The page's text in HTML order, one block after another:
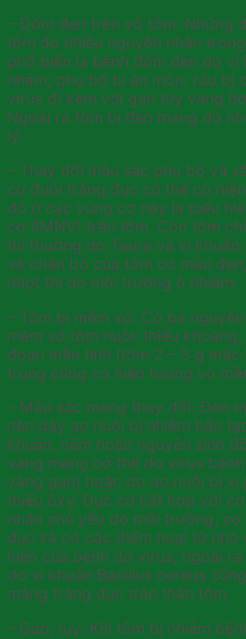
– Đốm đen trên vỏ tôm: Những
tôm do nhiều nguyên nhân
phổ biến là bệnh đốm đen do vi
nhám, phụ bộ bị ăn mòn, râu bị
virus đi kèm với gan tụy vàng
Ngoài ra tôm bị đen mang do
lý.
– Thay đổi màu sắc phụ bộ và
cơ đuôi trắng đục có thể có
đỏ ở các vùng cơ này là biểu
cơ (IMNV) trên tôm. Còn tôm
thì thường do Taura và vi
và chân bò của tôm có màu
nhợt thì do môi trường ô nhiễm.
– Tôm bị mềm vỏ: Có ba
mềm vỏ tôm nuôi: thiếu
đoạn mãn tính (tôm 2 – 3 g
trùng cũng có hiện tượng vỏ
– Màu sắc mang thay đổi: Đen
nền đáy ao nuôi bị nhiễm bẩn
khuẩn, nấm hoặc nguyên sinh
vàng mang có thể do virus
vàng gan) hoặc do ao nuôi bị xì
thiếu ôxy. Đục cơ kết hợp với
nhân chủ yếu do môi trường,
đục và có các điểm hoại tử nhỏ
hiện của bệnh do virus, ngoài
do vi khuẩn Bacillus cereus
mảng trắng đục trên thân tôm.
– Gan, tụy: Khi tôm bị nhiễm